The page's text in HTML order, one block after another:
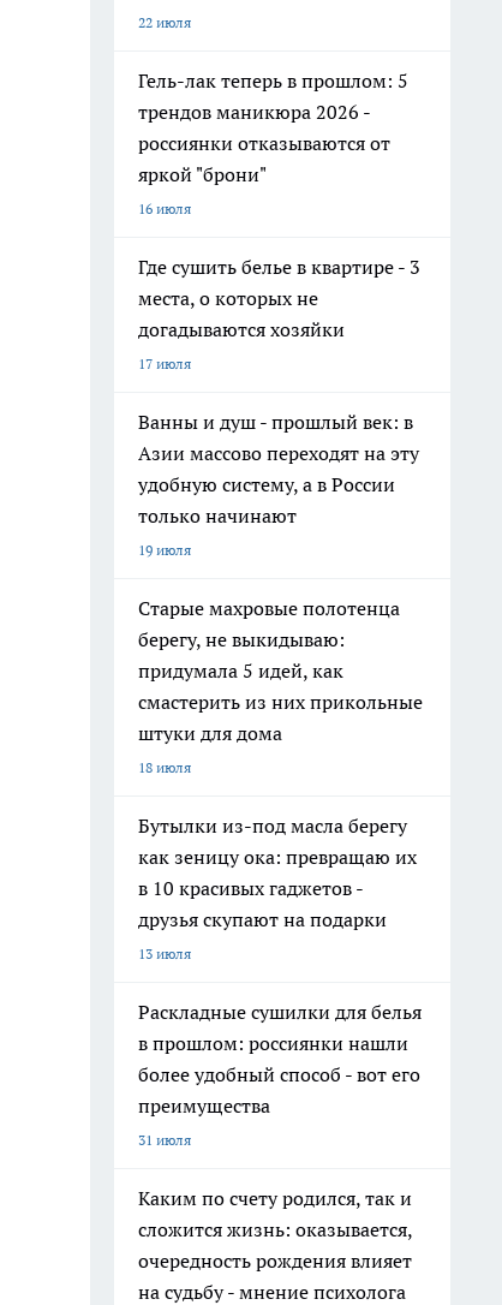
22 июля
Гель-лак теперь в прошлом: 5
трендов маникюра 2026 -
россиянки отказываются от
яркой "брони"
16 июля
Где сушить белье в квартире - 3
места, о которых не
догадываются хозяйки
17 июля
Ванны и душ - прошлый век: в
Азии массово переходят на эту
удобную систему, а в России
только начинают
19 июля
Старые махровые полотенца
берегу, не выкидываю:
придумала 5 идей, как
смастерить из них прикольные
штуки для дома
18 июля
Бутылки из-под масла берегу
как зеницу ока: превращаю их
в 10 красивых гаджетов -
друзья скупают на подарки
13 июля
Раскладные сушилки для белья
в прошлом: россиянки нашли
более удобный способ - вот его
преимущества
31 июля
Каким по счету родился, так и
сложится жизнь: оказывается,
очередность рождения влияет
на судьбу - мнение психолога